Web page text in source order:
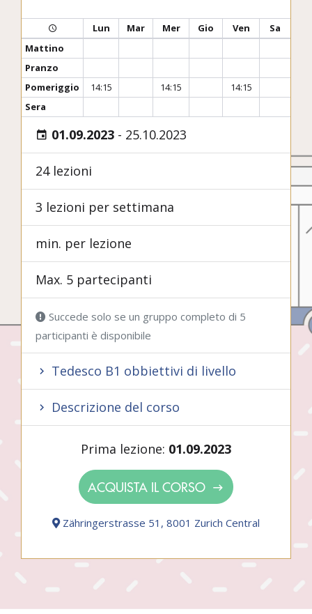
Lun Mar Mer Gio Ven
Sa
Mattino
Pranzo
Pomeriggio
14:15 14:15
14:15
Sera
01.09.2023 - 25.10.2023
24 lezioni
3 lezioni per settimana
min. per lezione
Max. 5 partecipanti
Succede solo se un gruppo completo di 5
participanti è disponibile
Tedesco B1 obbiettivi di livello
Descrizione del corso
Prima lezione: 01.09.2023
ACQUISTA IL CORSO
Zähringerstrasse 51, 8001 Zurich Central